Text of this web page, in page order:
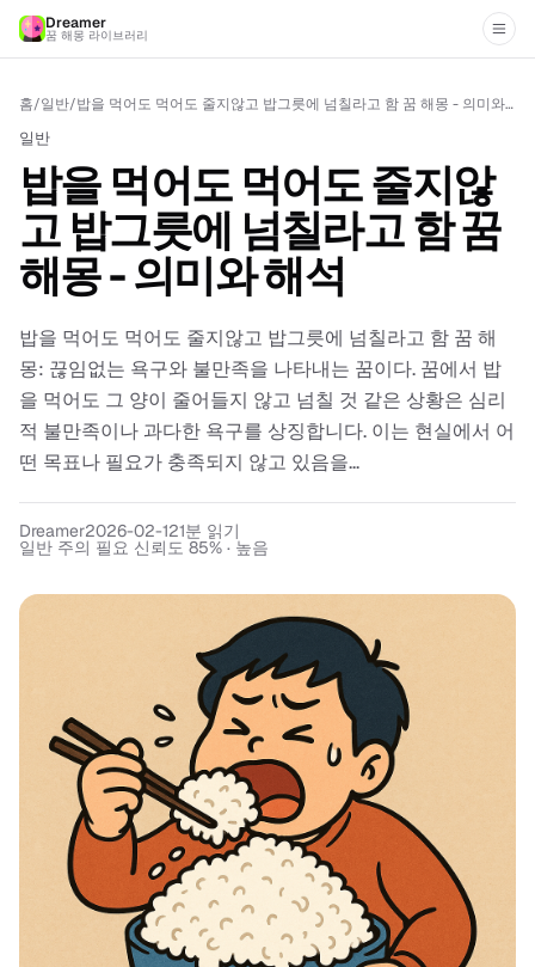
Dreamer
꿈 해몽 라이브러리
홈/일반/ 밥을 먹어도 먹어도 줄지않고 밥그릇에 넘칠라고 함 꿈 해몽 - 의미와 해석
일반
밥을 먹어도 먹어도 줄지않
고 밥그릇에 넘칠라고 함 꿈
해몽 - 의미와 해석
밥을 먹어도 먹어도 줄지않고 밥그릇에 넘칠라고 함 꿈 해
몽: 끊임없는 욕구와 불만족을 나타내는 꿈이다. 꿈에서 밥
을 먹어도 그 양이 줄어들지 않고 넘칠 것 같은 상황은 심리
적 불만족이나 과다한 욕구를 상징합니다. 이는 현실에서 어
떤 목표나 필요가 충족되지 않고 있음을...
Dreamer2026-02-121분 읽기
일반 주의 필요 신뢰도 85% · 높음